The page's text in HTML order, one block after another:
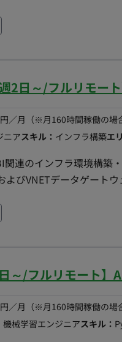
ラウドプロバイダーを
えない）できる、イン
、育成する。 - システ
ション/継続的デリバリ
トの効率化、リードタイ
ナンス強化を推進。 技術選定と導入 - 最新
エンジニア、ネットワ
ンス管理および目標設定
の予算策定とコスト最適化。
ウドプロバイダー、ハー
(M365)、Google
2日～/フルリモー
円／月 （※月160時間稼働の場
ニアスキル： インフラ構築エ
連のインフラ環境構築
よびVNETデータゲート
用をお願いします。 ま
ます。 ＜チーム体制＞ PM＋メンバー複数名 ＋今回募集
～/フルリモート】
円／月 （※月160時間稼働の場
械学習エンジニアスキル：